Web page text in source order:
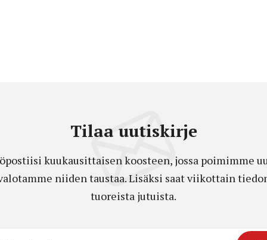
Tilaa uutiskirje
kuukausittaisen koosteen, jossa poimimme
niiden taustaa. Lisäksi saat viikottain
tuoreista jutuista.